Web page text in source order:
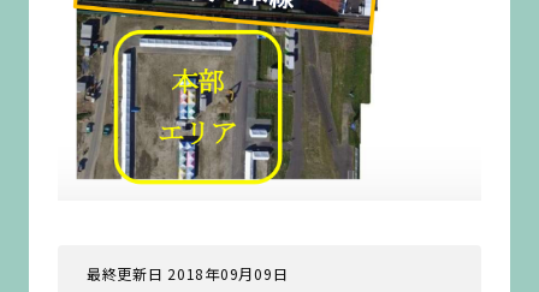
最終更新日 2018年09月09日